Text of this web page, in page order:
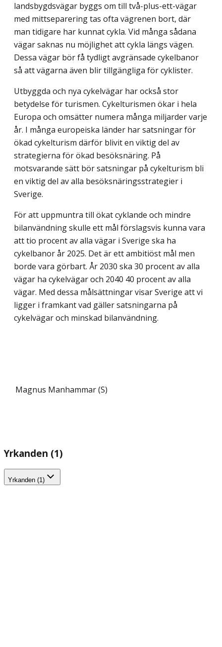
landsbygdsvägar byggs om till två-plus-ett-vägar
med mittseparering tas ofta vägrenen bort, där
man tidigare har kunnat cykla. Vid många sådana
vägar saknas nu möjlighet att cykla längs vägen.
Dessa vägar bör få tydligt avgränsade cykelbanor
så att vägarna även blir tillgängliga för cyklister.
Utbyggda och nya cykelvägar har också stor
betydelse för turismen. Cykelturismen ökar i hela
Europa och omsätter numera många miljarder varje
år. I många europeiska länder har satsningar för
ökad cykelturism därför blivit en viktig del av
strategierna för ökad besöksnäring. På
motsvarande sätt bör satsningar på cykelturism bli
en viktig del av alla besöksnäringsstrategier i
Sverige.
För att uppmuntra till ökat cyklande och mindre
bilanvändning skulle ett mål förslagsvis kunna vara
att tio procent av alla vägar i Sverige ska ha
cykelbanor år 2025. Det är ett ambitiöst mål men
borde vara görbart. År 2030 ska 30 procent av alla
vägar ha cykelvägar och 2040 40 procent av alla
vägar. Med dessa målsättningar visar Sverige att vi
ligger i framkant vad gäller satsningarna på
cykelvägar och minskad bilanvänd­ning.
Magnus Manhammar (S)
Yrkanden (1)
Yrkanden (1)